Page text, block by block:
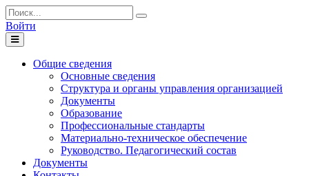
Войти
Toggle
navigation
Общие сведения
Основные сведения
Структура и органы управления организацией
Документы
Образование
Профессиональные стандарты
Материально-техническое обеспечение
Руководство. Педагогический состав
Документы